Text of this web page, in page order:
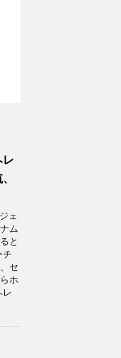
レ
ェ
ム
と
チ
セ
ホ
レ